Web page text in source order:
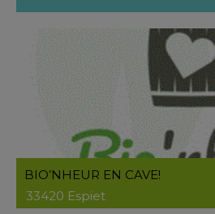
BIO’NHEUR EN CAVE!
33420 Espiet